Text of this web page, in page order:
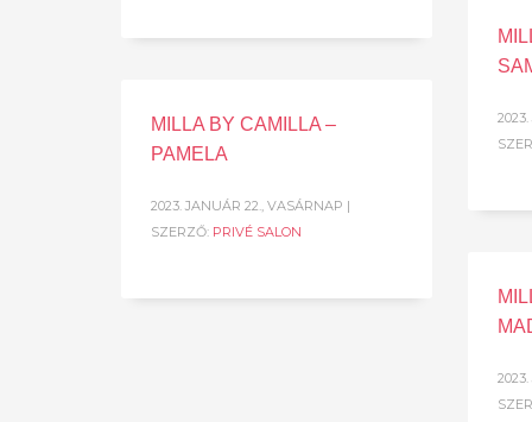
MILLA BY CAMILLA –
PAMELA
2023. JANUÁR 22., VASÁRNAP |
SZERZŐ: PRIVÉ SALON